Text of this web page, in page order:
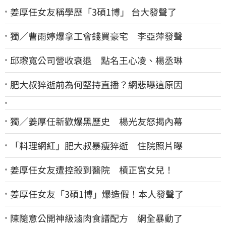
姜厚任女友稱學歷「3碩1博」 台大發聲了
獨／曹雨婷爆拿工會錢買豪宅 李亞萍發聲
邱瓈寬公司營收衰退 點名王心凌、楊丞琳
肥大叔猝逝前為何堅持直播？網悲曝這原因
獨／姜厚任新歡爆黑歷史 楊光友怒揭內幕
「料理網紅」肥大叔暴瘦猝逝 住院照片曝
姜厚任女友遭控殺到醫院 槓正宮女兒！
姜厚任女友「3碩1博」爆造假！本人發聲了
陳隨意公開神級滷肉食譜配方 網全暴動了